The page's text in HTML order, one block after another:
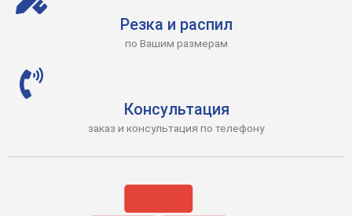
Резка и распил
по Вашим размерам
Консультация
заказ и консультация по телефону